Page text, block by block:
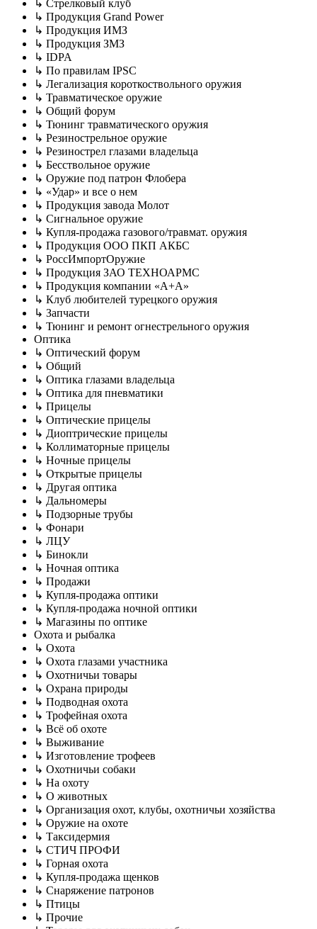
↳ Стрелковый клуб
↳ Продукция Grand Power
↳ Продукция ИМЗ
↳ Продукция ЗМЗ
↳ IDPA
↳ По правилам IPSC
↳ Легализация короткоствольного оружия
↳ Травматическое оружие
↳ Общий форум
↳ Тюнинг травматического оружия
↳ Резинострельное оружие
↳ Резинострел глазами владельца
↳ Бесствольное оружие
↳ Оружие под патрон Флобера
↳ «Удар» и все о нем
↳ Продукция завода Молот
↳ Сигнальное оружие
↳ Купля-продажа газового/травмат. оружия
↳ Продукция ООО ПКП АКБС
↳ РоссИмпортОружие
↳ Продукция ЗАО ТЕХНОАРМС
↳ Продукция компании «A+A»
↳ Клуб любителей турецкого оружия
↳ Запчасти
↳ Тюнинг и ремонт огнестрельного оружия
Оптика
↳ Оптический форум
↳ Общий
↳ Оптика глазами владельца
↳ Оптика для пневматики
↳ Прицелы
↳ Оптические прицелы
↳ Диоптрические прицелы
↳ Коллиматорные прицелы
↳ Ночные прицелы
↳ Открытые прицелы
↳ Другая оптика
↳ Дальномеры
↳ Подзорные трубы
↳ Фонари
↳ ЛЦУ
↳ Бинокли
↳ Ночная оптика
↳ Продажи
↳ Купля-продажа оптики
↳ Купля-продажа ночной оптики
↳ Магазины по оптике
Охота и рыбалка
↳ Охота
↳ Охота глазами участника
↳ Охотничьи товары
↳ Охрана природы
↳ Подводная охота
↳ Трофейная охота
↳ Всё об охоте
↳ Выживание
↳ Изготовление трофеев
↳ Охотничьи собаки
↳ На охоту
↳ О животных
↳ Организация охот, клубы, охотничьи хозяйства
↳ Оружие на охоте
↳ Таксидермия
↳ СТИЧ ПРОФИ
↳ Горная охота
↳ Купля-продажа щенков
↳ Снаряжение патронов
↳ Птицы
↳ Прочие